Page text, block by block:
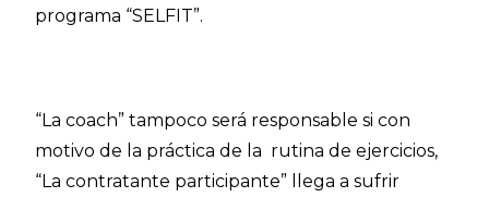
programa “SELFIT”.
“La coach” tampoco será responsable si con
motivo de la práctica de la rutina de ejercicios,
“La contratante participante” llega a sufrir